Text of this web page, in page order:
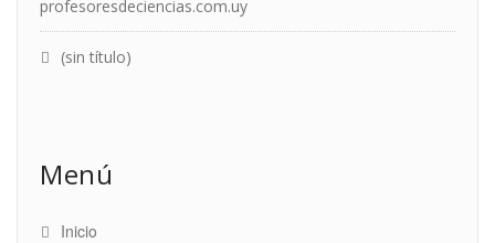
profesoresdeciencias.com.uy
(sin título)
Menú
Inicio